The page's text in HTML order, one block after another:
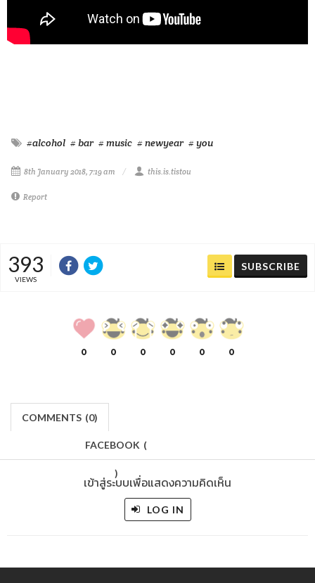
#alcohol # bar # music # newyear # you
8th January 2018, 7:19 am this.is.tistou
Report
393
VIEWS
SUBSCRIBE
0 0 0 0 0 0
COMMENTS (0)
FACEBOOK (
)
เข้าสู่ระบบเพื่อแสดงความคิดเห็น
LOG IN